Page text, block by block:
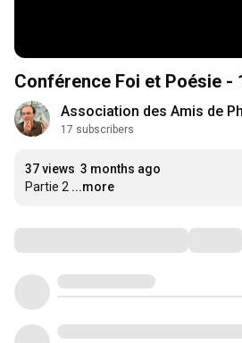
Conférence Foi et Poésie -
Association des Amis de
17 subscribers
37 views 3 months ago
Partie 2 ...more